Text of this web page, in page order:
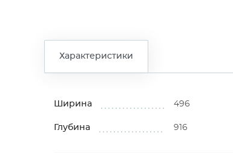
Характеристики
Ширина 496
Глубина 916